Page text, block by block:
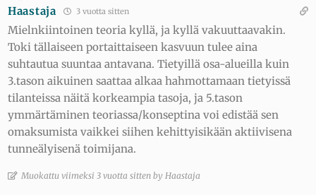
Haastaja 3 vuotta sitten
Mielnkiintoinen teoria kyllä, ja kyllä vakuuttaavakin.
Toki tällaiseen portaittaiseen kasvuun tulee aina
suhtautua suuntaa antavana. Tietyillä osa-alueilla kuin
3.tason aikuinen saattaa alkaa hahmottamaan tietyissä
tilanteissa näitä korkeampia tasoja, ja 5.tason
ymmärtäminen teoriassa/konseptina voi edistää sen
omaksumista vaikkei siihen kehittyisikään aktiivisena
tunneälyisenä toimijana.
Muokattu viimeksi 3 vuotta sitten by Haastaja